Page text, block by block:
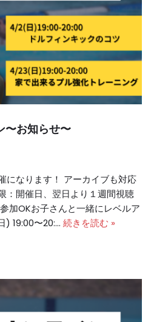
〜お知らせ〜
になります！ アーカイブも対応
：開催日、翌日より１週間視聴
加OKお子さんと一緒にレベルア
) 19:00〜20:… 続きを読む »